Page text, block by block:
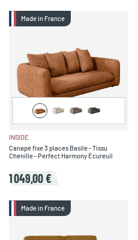
Made in France
INSIDE
Canapé fixe 3 places Basile - Tissu
Chenille - Perfect Harmony Écureuil
1 049,00 €
Made in France